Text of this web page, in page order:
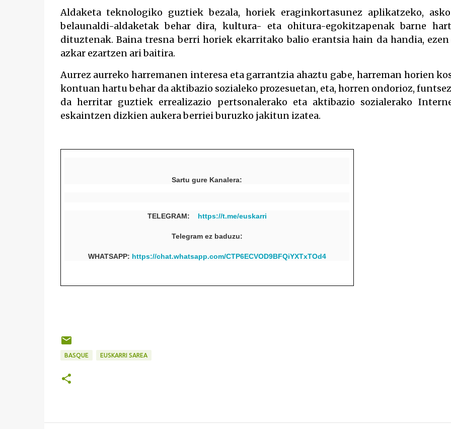
Aldaketa teknologiko guztiek bezala, horiek eraginkortasunez aplikatzeko,
belaunaldi-aldaketak behar dira, kultura- eta ohitura-egokitzapenak barne
dituztenak. Baina tresna berri horiek ekarritako balio erantsia hain da handia, ezen
azkar ezartzen ari baitira.
Aurrez aurreko harremanen interesa eta garrantzia ahaztu gabe, harreman horien
kontuan hartu behar da aktibazio sozialeko prozesuetan, eta, horren ondorioz,
da herritar guztiek errealizazio pertsonalerako eta aktibazio sozialerako
eskaintzen dizkien aukera berriei buruzko jakitun izatea.
Sartu gure Kanalera:
TELEGRAM: https://t.me/euskarri
Telegram ez baduzu:
WHATSAPP: https://chat.whatsapp.com/CTP6ECVOD9BFQiYXTxTOd4
BASQUE EUSKARRI SAREA